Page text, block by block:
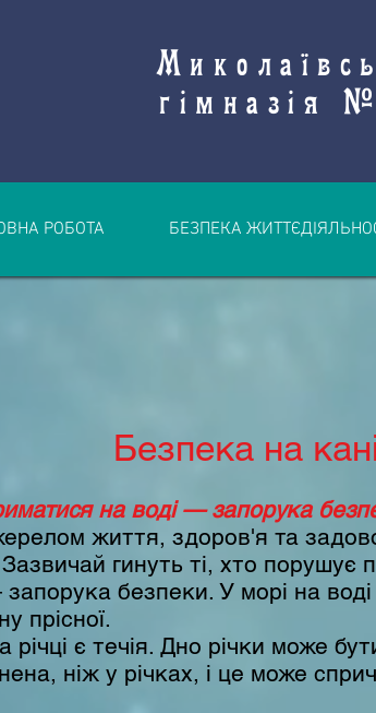
гімназія
РОБОТА БЕЗПЕКА
Безпека на
на воді — запорука
життя, здоров'я та
гинуть ті, хто порушує
безпеки. У морі на
прісної.
є течія. Дно річки може
ніж у річках, і це може